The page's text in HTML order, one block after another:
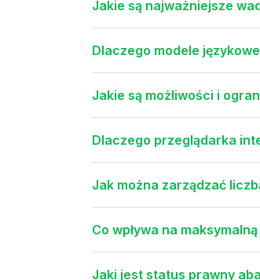
Jakie są najważniejsze
Dlaczego modele
Jakie są możliwości i
Dlaczego przeglądarka
Jak można zarządzać
Co wpływa na
Jaki jest status prawny